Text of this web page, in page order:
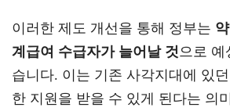
이러한 제도 개선을 통해 정부는
계급여 수급자가 늘어날 것 으로 예
습니다. 이는 기존 사각지대에 있
한 지원을 받을 수 있게 된다는 의